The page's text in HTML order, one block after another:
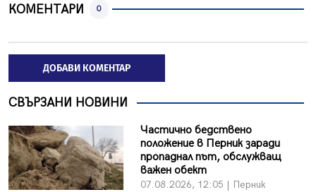
КОМЕНТАРИ 0
ДОБАВИ КОМЕНТАР
СВЪРЗАНИ НОВИНИ
Частично бедствено
положение в Перник заради
пропаднал път, обслужващ
важен обект
07.08.2026, 12:05 | Перник